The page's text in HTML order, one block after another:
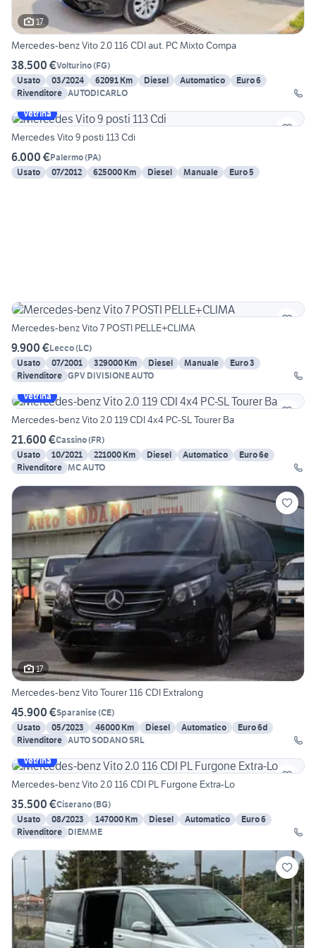
17
Mercedes-benz Vito 2.0 116 CDI aut. PC Mixto Compa
38.500 €Volturino(FG)
Usato
03/2024 62091 Km Diesel Automatico
Euro 6
Rivenditore AUTODICARLO
Vetrina
Mercedes Vito 9 posti 113 Cdi
6.000 €Palermo(PA)
Usato
07/2012 625000 Km Diesel Manuale Euro 5
Mercedes-benz Vito 7 POSTI PELLE+CLIMA
9.900 €Lecco(LC)
Usato
07/2001 329000 Km Diesel Manuale
Euro 3
Rivenditore GPV DIVISIONE AUTO
Vetrina
Mercedes-benz Vito 2.0 119 CDI 4x4 PC-SL Tourer Ba
21.600 €Cassino(FR)
Usato
10/2021 221000 Km Diesel Automatico
Euro 6e
Rivenditore MC AUTO
17
Mercedes-benz Vito Tourer 116 CDI Extralong
45.900 €Sparanise(CE)
Usato
05/2023 46000 Km Diesel Automatico
Euro 6d
Rivenditore AUTO SODANO SRL
Vetrina
Mercedes-benz Vito 2.0 116 CDI PL Furgone Extra-Lo
35.500 €Ciserano(BG)
Usato
08/2023 147000 Km Diesel Automatico
Euro 6
Rivenditore DIEMME